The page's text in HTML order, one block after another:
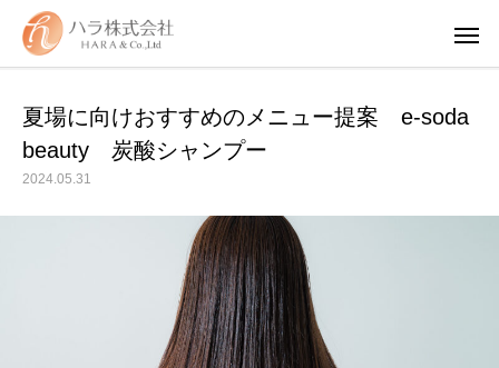
夏場に向けおすすめのメニュー提案 e-soda
beauty 炭酸シャンプー
2024.05.31